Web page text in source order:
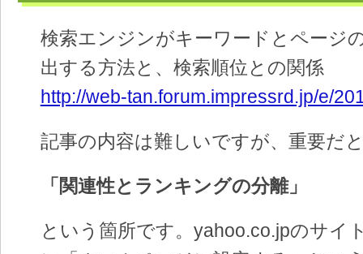
検索エンジンがキーワードとページ
出する方法と、検索順位との関係
http://web-tan.forum.impressrd.jp/e/
記事の内容は難しいですが、重要だ
「関連性とランキングの分離」
という箇所です。yahoo.co.jpのサイ